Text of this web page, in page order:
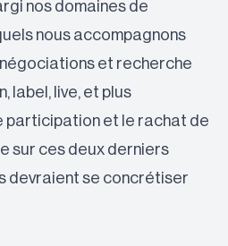
nos domaines de
nous accompagnons
et recherche
label, live, et plus
participation et le rachat de
sur ces deux derniers
devraient se concrétiser